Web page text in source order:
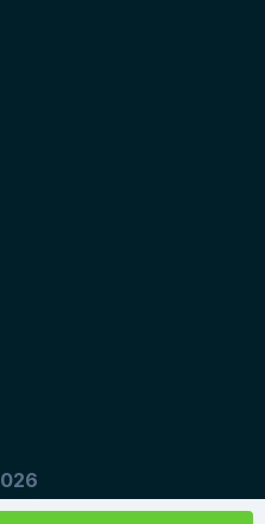
er stillet til rådighed